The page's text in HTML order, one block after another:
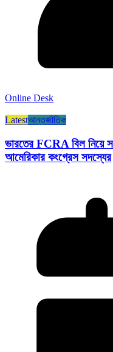
Online Desk
Latestআন্তর্জাতিক
ভারতের FCRA বিল নিয়ে
আমেরিকার কংগ্রেস সদস্যের